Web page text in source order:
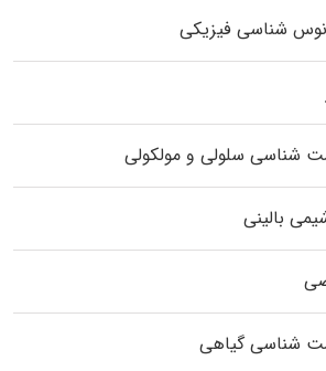
شناسی فیزیکی
شناسی سلولی و مولکولی
بالینی
شناسی گیاهی